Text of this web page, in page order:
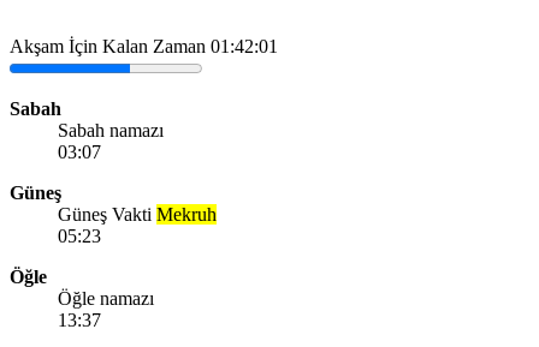
Akşam İçin Kalan Zaman 01:42:01
Sabah
Sabah namazı
03:07
Güneş
Güneş Vakti Mekruh
05:23
Öğle
Öğle namazı
13:37